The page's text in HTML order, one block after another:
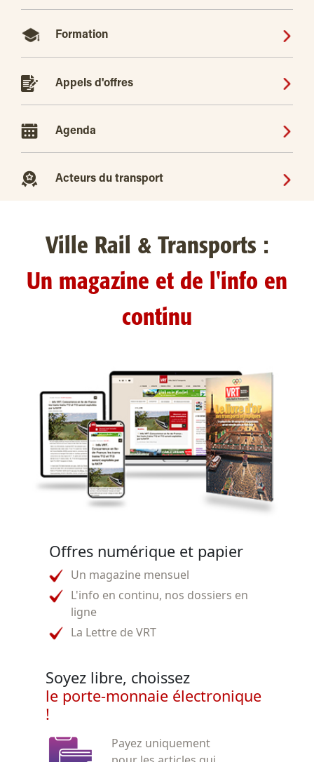
Formation
Appels d'offres
Agenda
Acteurs du transport
Ville Rail & Transports :
Un magazine et de l'info en
continu
Offres numérique et papier
Un magazine mensuel
L'info en continu, nos dossiers en
ligne
La Lettre de VRT
Soyez libre, choissez
le porte-monnaie électronique
!
Payez uniquement